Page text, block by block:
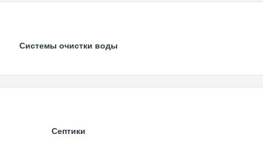
Системы очистки воды
Септики